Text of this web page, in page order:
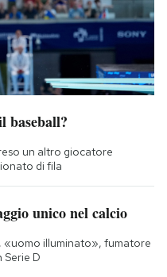
baseball?
un altro giocatore
di fila
unico nel calcio
illuminato», fumatore
D